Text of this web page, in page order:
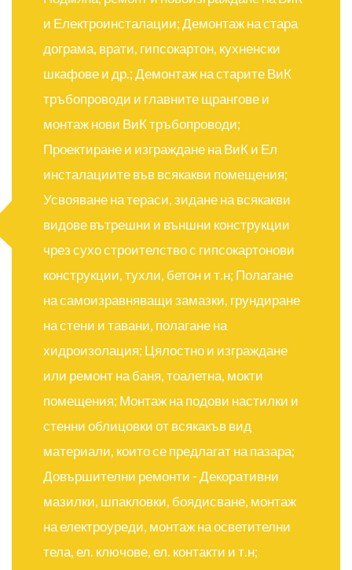
и Електроинсталации; Демонтаж на стара
дограма, врати, гипсокартон, кухненски
шкафове и др.; Демонтаж на старите ВиК
тръбопроводи и главните щрангове и
монтаж нови ВиК тръбопроводи;
Проектиране и изграждане на ВиК и Ел
инсталациите във всякакви помещения;
Усвояване на тераси, зидане на всякакви
видове вътрешни и външни конструкции
чрез сухо строителство с гипсокартонови
конструкции, тухли, бетон и т.н; Полагане
на самоизравняващи замазки, грундиране
на стени и тавани, полагане на
хидроизолация; Цялостно и изграждане
или ремонт на баня, тоалетна, мокти
помещения; Монтаж на подови настилки и
стенни облицовки от всякакъв вид
материали, които се предлагат на пазара;
Довършителни ремонти - Декоративни
мазилки, шпакловки, боядисване, монтаж
на електроуреди, монтаж на осветителни
тела, ел. ключове, ел. контакти и т.н;